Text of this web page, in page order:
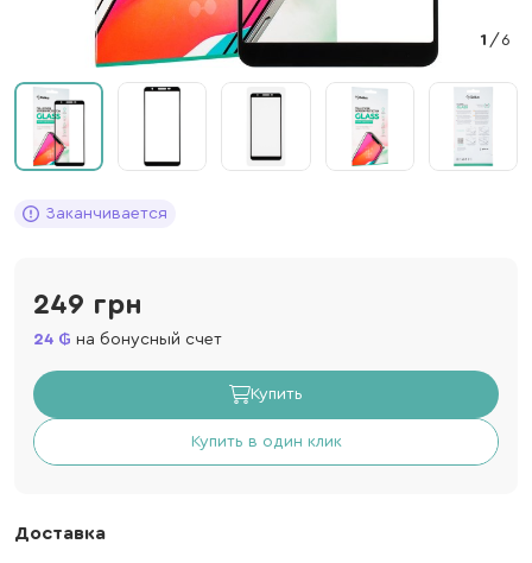
1 / 6
Заканчивается
249 грн
24 на бонусный счет
Купить
Купить в один клик
Доставка